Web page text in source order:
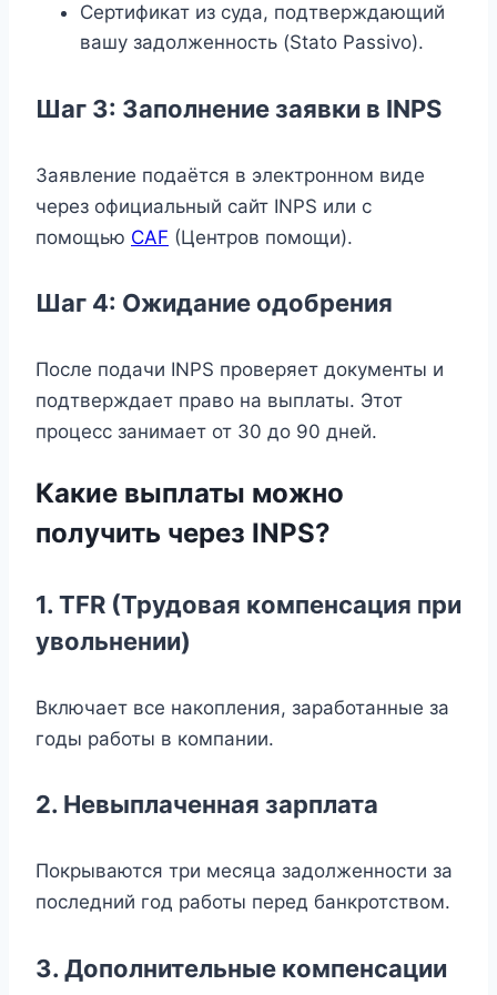
Сертификат из суда, подтверждающий
вашу задолженность (Stato Passivo).
Шаг 3: Заполнение заявки в INPS
Заявление подаётся в электронном виде
через официальный сайт INPS или с
помощью CAF (Центров помощи).
Шаг 4: Ожидание одобрения
После подачи INPS проверяет документы и
подтверждает право на выплаты. Этот
процесс занимает от 30 до 90 дней.
Какие выплаты можно
получить через INPS?
1. TFR (Трудовая компенсация при
увольнении)
Включает все накопления, заработанные за
годы работы в компании.
2. Невыплаченная зарплата
Покрываются три месяца задолженности за
последний год работы перед банкротством.
3. Дополнительные компенсации